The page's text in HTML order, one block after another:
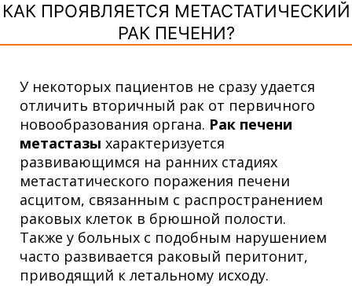
КАК ПРОЯВЛЯЕТСЯ МЕТАСТАТИЧЕСКИЙ
РАК ПЕЧЕНИ?
У некоторых пациентов не сразу удается
отличить вторичный рак от первичного
новообразования органа. Рак печени
метастазы характеризуется
развивающимся на ранних стадиях
метастатического поражения печени
асцитом, связанным с распространением
раковых клеток в брюшной полости.
Также у больных с подобным нарушением
часто развивается раковый перитонит,
приводящий к летальному исходу.